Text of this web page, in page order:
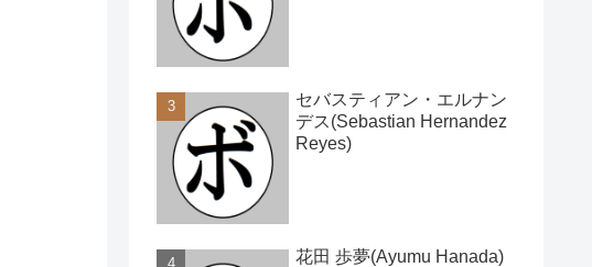
セバスティアン・エルナン
デス(Sebastian Hernandez
Reyes)
花田 歩夢(Ayumu Hanada)